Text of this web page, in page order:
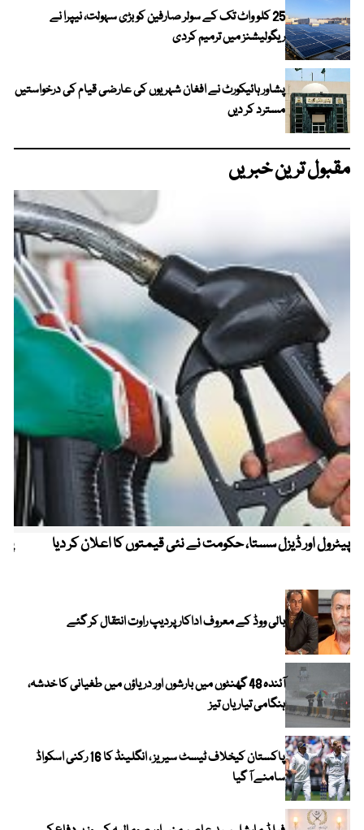
25 کلو واٹ تک کے سولر صارفین کو بڑی سہولت، نیپرا نے
ریگولیشنز میں ترمیم کردی
پشاور ہائیکورٹ نے افغان شہریوں کی عارضی قیام کی درخواستیں
مسترد کر دیں
مقبول ترین خبریں
پیٹرول اور ڈیزل سستا، حکومت نے نئی قیمتوں کا اعلان کر دیا
بالی ووڈ کے معروف اداکار پردیپ راوت انتقال کر گئے
آئندہ 48 گھنٹوں میں بارشوں اور دریاؤں میں طغیانی کا خدشہ،
ہنگامی تیاریاں تیز
پاکستان کیخلاف ٹیسٹ سیریز ، انگلینڈ کا 16 رکنی اسکواڈ
سامنے آ گیا